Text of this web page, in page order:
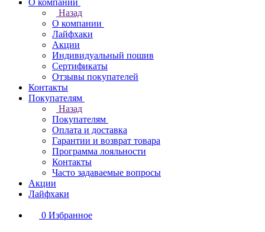
О компании
Назад
О компании
Лайфхаки
Акции
Индивидуальный пошив
Сертификаты
Отзывы покупателей
Контакты
Покупателям
Назад
Покупателям
Оплата и доставка
Гарантии и возврат товара
Программа лояльности
Контакты
Часто задаваемые вопросы
Акции
Лайфхаки
0 Избранное